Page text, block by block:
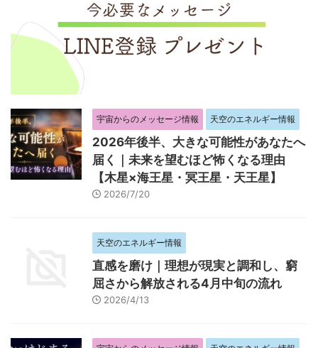
宇宙からのメッセージ情報 天空のエネルギー情報
2026年後半、大きな可能性があなたへ
届く｜未来を望むほど怖くなる理由
【木星×海王星・冥王星・天王星】
2026/7/20
天空のエネルギー情報
直感を磨け｜理想が現実と調和し、窮
屈さから解放される4月中旬の流れ
2026/4/13